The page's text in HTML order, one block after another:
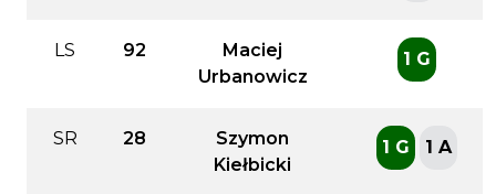
LS 92
Maciej
Urbanowicz
1 G
SR 28
Szymon
Kiełbicki
1 G 1 A